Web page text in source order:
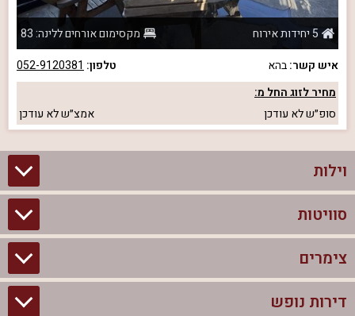
5 יחידות אירוח
מקסימום אורחים ללינה: 83
איש קשר:בהא טלפון: 052-9120381
מחיר לזוג החל מ:
סופ״שלא עודכן אמצ״שלא עודכן
וילות
וילות בצפון
וילות להשכרה
סוויטות
סוויטות בצפון
צימרים לזוגות עם בריכה פרטית
צימרים
צימרים בצפון
דירות נופש